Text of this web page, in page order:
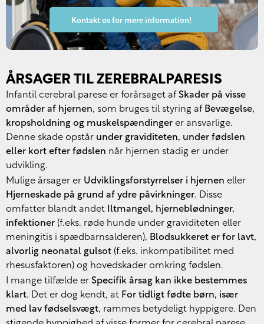
Kontakt os for mere information!
ÅRSAGER TIL ZEREBRALPARESIS
Infantil cerebral parese er forårsaget af Skader på visse
områder af hjernen, som bruges til styring af Bevægelse,
kropsholdning og muskelspændinger er ansvarlige.
Denne skade opstår under graviditeten, under fødslen
eller kort efter fødslen når hjernen stadig er under
udvikling.
Mulige årsager er Udviklingsforstyrrelser i hjernen eller
Hjerneskade på grund af ydre påvirkninger. Disse
omfatter blandt andet
Iltmangel, hjerneblødninger,
infektioner (f.eks. røde hunde under graviditeten eller
meningitis i spædbarnsalderen), Blodsukkeret er for lavt,
alvorlig neonatal gulsot (f.eks. inkompatibilitet med
rhesusfaktoren) og hovedskader omkring fødslen.
I mange tilfælde er Specifik årsag kan ikke bestemmes
klart. Det er dog kendt, at For tidligt fødte børn, især
med lav fødselsvægt, rammes betydeligt hyppigere. Den
Czech
Croatian
Slovenian
Polish
Hungarian
Estonian
Latvian
Romanian
Bulgarian
Ukrainian
Arabic